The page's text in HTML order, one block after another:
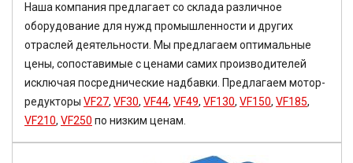
Наша компания предлагает со склада различное
оборудование для нужд промышленности и других
отраслей деятельности. Мы предлагаем оптимальные
цены, сопоставимые с ценами самих производителей
исключая посреднические надбавки. Предлагаем мотор-
редукторы VF27, VF30, VF44, VF49, VF130, VF150, VF185,
VF210, VF250 по низким ценам.